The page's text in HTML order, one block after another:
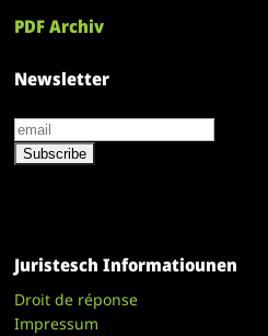
PDF Archiv
Newsletter
Juristesch Informatiounen
Droit de réponse
Impressum